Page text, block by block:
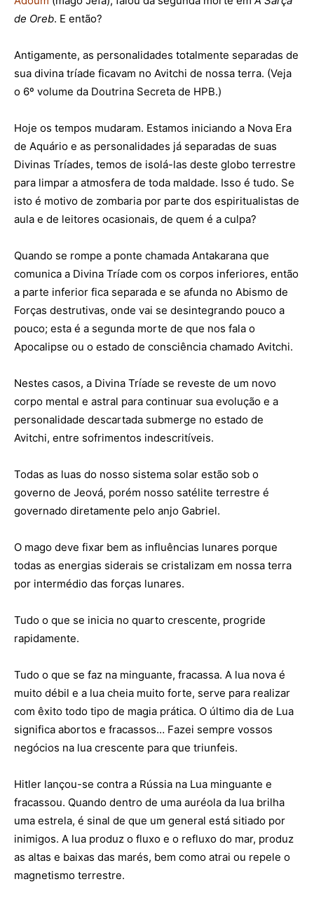
de Oreb. E então?
Antigamente, as personalidades totalmente separadas de
sua divina tríade ficavam no Avitchi de nossa terra. (Veja
o 6º volume da Doutrina Secreta de HPB.)
Hoje os tempos mudaram. Estamos iniciando a Nova Era
de Aquário e as personalidades já separadas de suas
Divinas Tríades, temos de isolá-las deste globo terrestre
para limpar a atmosfera de toda maldade. Isso é tudo. Se
isto é motivo de zombaria por parte dos espiritualistas de
aula e de leitores ocasionais, de quem é a culpa?
Quando se rompe a ponte chamada Antakarana que
comunica a Divina Tríade com os corpos inferiores, então
a parte inferior fica separada e se afunda no Abismo de
Forças destrutivas, onde vai se desintegrando pouco a
pouco; esta é a segunda morte de que nos fala o
Apocalipse ou o estado de consciência chamado Avitchi.
Nestes casos, a Divina Tríade se reveste de um novo
corpo mental e astral para continuar sua evolução e a
personalidade descartada submerge no estado de
Avitchi, entre sofrimentos indescritíveis.
Todas as luas do nosso sistema solar estão sob o
governo de Jeová, porém nosso satélite terrestre é
governado diretamente pelo anjo Gabriel.
O mago deve fixar bem as influências lunares porque
todas as energias siderais se cristalizam em nossa terra
por intermédio das forças lunares.
Tudo o que se inicia no quarto crescente, progride
rapidamente.
Tudo o que se faz na minguante, fracassa. A lua nova é
muito débil e a lua cheia muito forte, serve para realizar
com êxito todo tipo de magia prática. O último dia de Lua
significa abortos e fracassos… Fazei sempre vossos
negócios na lua crescente para que triunfeis.
Hitler lançou-se contra a Rússia na Lua minguante e
fracassou. Quando dentro de uma auréola da lua brilha
uma estrela, é sinal de que um general está sitiado por
inimigos. A lua produz o fluxo e o refluxo do mar, produz
as altas e baixas das marés, bem como atrai ou repele o
magnetismo terrestre.